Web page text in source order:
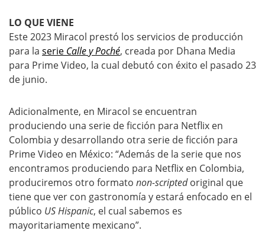
LO QUE VIENE
Este 2023 Miracol prestó los servicios de producción
para la serie Calle y Poché, creada por Dhana Media
para Prime Video, la cual debutó con éxito el pasado 23
de junio.
Adicionalmente, en Miracol se encuentran
produciendo una serie de ficción para Netflix en
Colombia y desarrollando otra serie de ficción para
Prime Video en México: “Además de la serie que nos
encontramos produciendo para Netflix en Colombia,
produciremos otro formato non-scriptedoriginal que
tiene que ver con gastronomía y estará enfocado en el
público US Hispanic, el cual sabemos es
mayoritariamente mexicano”.